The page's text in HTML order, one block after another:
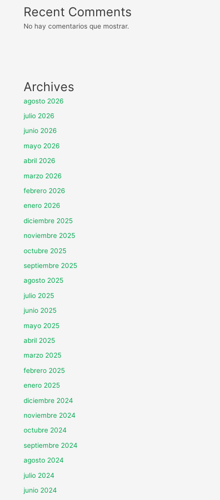
Recent Comments
No hay comentarios que mostrar.
Archives
agosto 2026
julio 2026
junio 2026
mayo 2026
abril 2026
marzo 2026
febrero 2026
enero 2026
diciembre 2025
noviembre 2025
octubre 2025
septiembre 2025
agosto 2025
julio 2025
junio 2025
mayo 2025
abril 2025
marzo 2025
febrero 2025
enero 2025
diciembre 2024
noviembre 2024
octubre 2024
septiembre 2024
agosto 2024
julio 2024
junio 2024